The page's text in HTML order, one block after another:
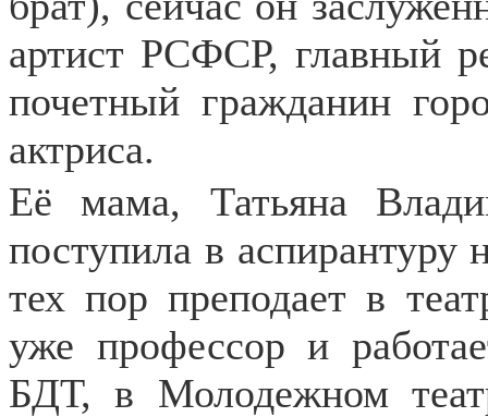
артист РСФСР, главный
почетный гражданин
актриса.
Её мама, Татьяна
поступила в аспирантуру
тех пор преподает в
уже профессор и
БДТ, в Молодежном